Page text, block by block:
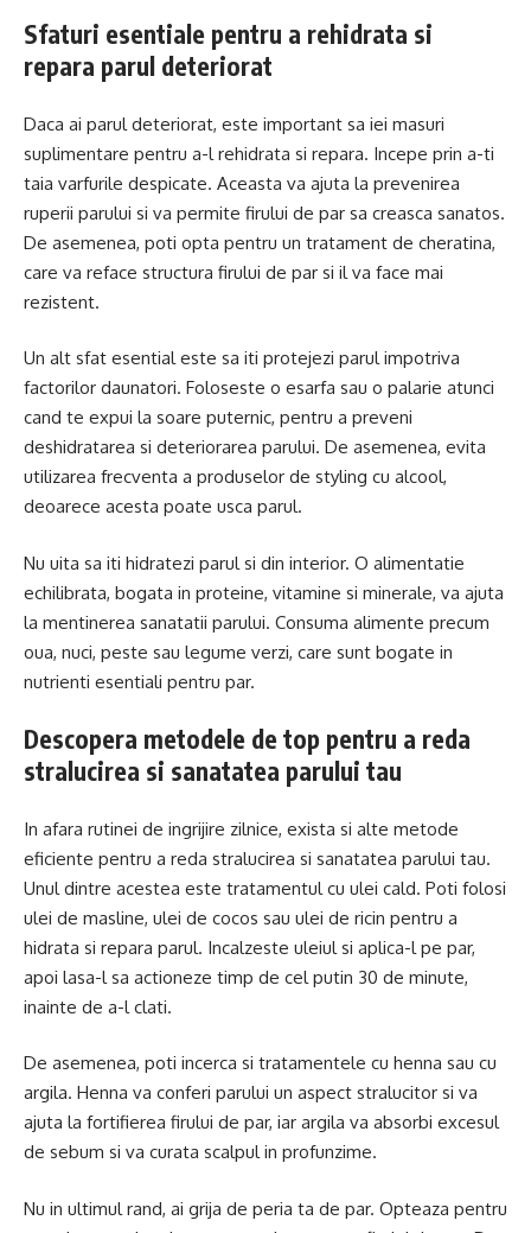
Sfaturi esentiale pentru a rehidrata si
repara parul deteriorat
Daca ai parul deteriorat, este important sa iei masuri
suplimentare pentru a-l rehidrata si repara. Incepe prin a-ti
taia varfurile despicate. Aceasta va ajuta la prevenirea
ruperii parului si va permite firului de par sa creasca sanatos.
De asemenea, poti opta pentru un tratament de cheratina,
care va reface structura firului de par si il va face mai
rezistent.
Un alt sfat esential este sa iti protejezi parul impotriva
factorilor daunatori. Foloseste o esarfa sau o palarie atunci
cand te expui la soare puternic, pentru a preveni
deshidratarea si deteriorarea parului. De asemenea, evita
utilizarea frecventa a produselor de styling cu alcool,
deoarece acesta poate usca parul.
Nu uita sa iti hidratezi parul si din interior. O alimentatie
echilibrata, bogata in proteine, vitamine si minerale, va ajuta
la mentinerea sanatatii parului. Consuma alimente precum
oua, nuci, peste sau legume verzi, care sunt bogate in
nutrienti esentiali pentru par.
Descopera metodele de top pentru a reda
stralucirea si sanatatea parului tau
In afara rutinei de ingrijire zilnice, exista si alte metode
eficiente pentru a reda stralucirea si sanatatea parului tau.
Unul dintre acestea este tratamentul cu ulei cald. Poti folosi
ulei de masline, ulei de cocos sau ulei de ricin pentru a
hidrata si repara parul. Incalzeste uleiul si aplica-l pe par,
apoi lasa-l sa actioneze timp de cel putin 30 de minute,
inainte de a-l clati.
De asemenea, poti incerca si tratamentele cu henna sau cu
argila. Henna va conferi parului un aspect stralucitor si va
ajuta la fortifierea firului de par, iar argila va absorbi excesul
de sebum si va curata scalpul in profunzime.
Nu in ultimul rand, ai grija de peria ta de par. Opteaza pentru